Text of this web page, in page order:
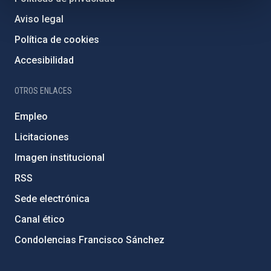
Aviso legal
Política de cookies
Accesibilidad
OTROS ENLACES
Empleo
Licitaciones
Imagen institucional
RSS
Sede electrónica
Canal ético
Condolencias Francisco Sánchez